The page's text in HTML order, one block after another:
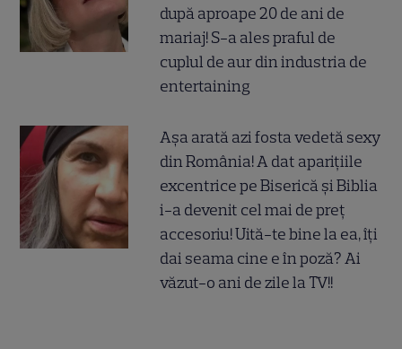
după aproape 20 de ani de
mariaj! S-a ales praful de
cuplul de aur din industria de
entertaining
Așa arată azi fosta vedetă sexy
din România! A dat aparițiile
excentrice pe Biserică și Biblia
i-a devenit cel mai de preț
accesoriu! Uită-te bine la ea, îți
dai seama cine e în poză? Ai
văzut-o ani de zile la TV!!